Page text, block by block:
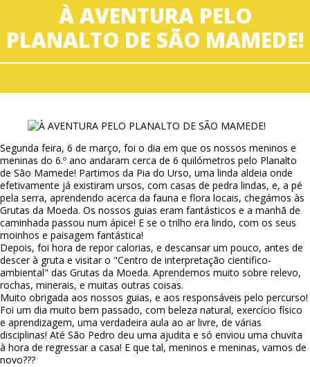
À AVENTURA PELO
PLANALTO DE SÃO MAMEDE!
Segunda feira, 6 de março, foi o dia em que os nossos meninos e
meninas do 6.º ano andaram cerca de 6 quilómetros pelo Planalto
de São Mamede! Partimos da Pia do Urso, uma linda aldeia onde
efetivamente já existiram ursos, com casas de pedra lindas, e, a pé
pela serra, aprendendo acerca da fauna e flora locais, chegámos às
Grutas da Moeda. Os nossos guias eram fantásticos e a manhã de
caminhada passou num ápice! E se o trilho era lindo, com os seus
moinhos e paisagem fantástica!
Depois, foi hora de repor calorias, e descansar um pouco, antes de
descer à gruta e visitar o "Centro de interpretação cientifico-
ambiental" das Grutas da Moeda. Aprendemos muito sobre relevo,
rochas, minerais, e muitas outras coisas.
Muito obrigada aos nossos guias, e aos responsáveis pelo percurso!
Foi um dia muito bem passado, com beleza natural, exercício físico
e aprendizagem, uma verdadeira aula ao ar livre, de várias
disciplinas! Até São Pedro deu uma ajudita e só enviou uma chuvita
à hora de regressar a casa! E que tal, meninos e meninas, vamos de
novo???